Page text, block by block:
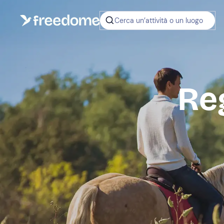
Cerca un’attività o un luogo